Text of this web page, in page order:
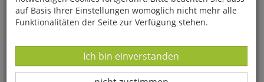
auf Basis Ihrer Einstellungen womöglich nicht mehr alle
Funktionalitäten der Seite zur Verfügung stehen.
Datenverarbeitung -
Ich bin einverstanden